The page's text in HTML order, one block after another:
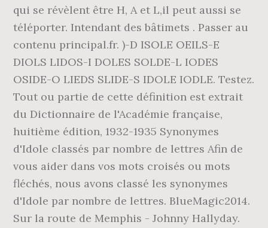
qui se révèlent être H, A et L,il peut aussi se
téléporter. Intendant des bâtimets . Passer au
contenu principal.fr. )-D ISOLE OEILS-E
DIOLS LIDOS-I DOLES SOLDE-L IODES
OSIDE-O LIEDS SLIDE-S IDOLE IODLE. Testez.
Tout ou partie de cette définition est extrait
du Dictionnaire de l'Académie française,
huitième édition, 1932-1935 Synonymes
d'Idole classés par nombre de lettres Afin de
vous aider dans vos mots croisés ou mots
fléchés, nous avons classé les synonymes
d'Idole par nombre de lettres. BlueMagic2014.
Sur la route de Memphis - Johnny Hallyday.